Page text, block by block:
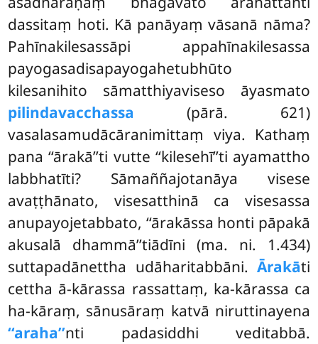
dassitaṃ hoti. Kā panāyaṃ vāsanā nāma?
Pahīnakilesassāpi appahīnakilesassa
payogasadisapayogahetubhūto
kilesanihito sāmatthiyaviseso āyasmato
pilindavacchassa (pārā. 621)
vasalasamudācāranimittaṃ viya. Kathaṃ
pana ‘‘ārakā’’ti vutte ‘‘kilesehī’’ti ayamattho
labbhatīti? Sāmaññajotanāya visese
avaṭṭhānato, visesatthinā ca visesassa
anupayojetabbato, ‘‘ārakāssa honti pāpakā
akusalā dhammā’’tiādīni (ma. ni. 1.434)
suttapadānettha udāharitabbāni. Ārakāti
cettha ā-kārassa rassattaṃ, ka-kārassa ca
ha-kāraṃ, sānusāraṃ katvā niruttinayena
‘‘araha’’nti padasiddhi veditabbā.